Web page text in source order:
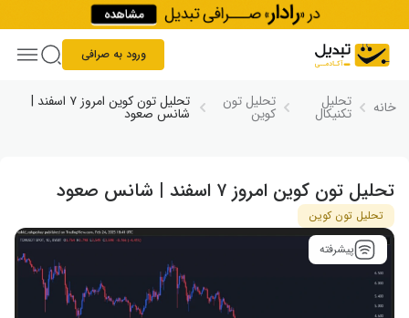
Skip to content
ورود به صرافی
خانه تحلیل
تکنیکال
تحلیل تون
کوین
تحلیل تون کوین امروز ۷ اسفند |
شانس صعود
تحلیل تون کوین امروز ۷ اسفند | شانس صعود
تحلیل تون کوین
پیشرفته